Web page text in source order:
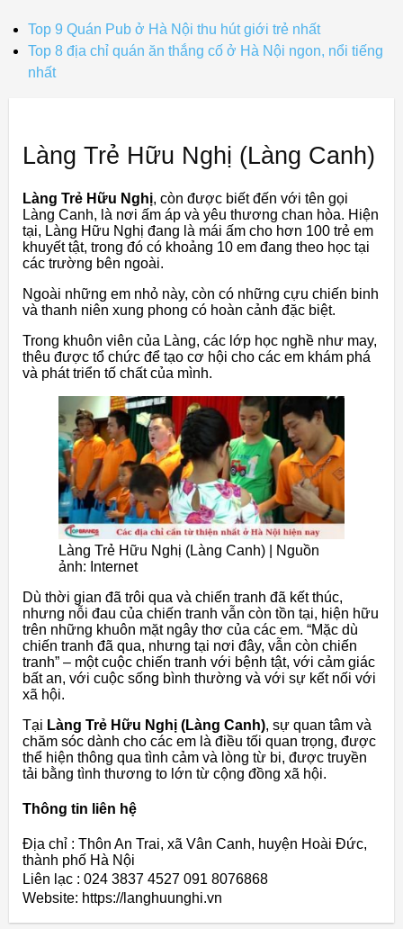
Top 9 Quán Pub ở Hà Nội thu hút giới trẻ nhất
Top 8 địa chỉ quán ăn thắng cố ở Hà Nội ngon, nổi tiếng
nhất
Làng Trẻ Hữu Nghị (Làng Canh)
Làng Trẻ Hữu Nghị, còn được biết đến với tên gọi
Làng Canh, là nơi ấm áp và yêu thương chan hòa. Hiện
tại, Làng Hữu Nghị đang là mái ấm cho hơn 100 trẻ em
khuyết tật, trong đó có khoảng 10 em đang theo học tại
các trường bên ngoài.
Ngoài những em nhỏ này, còn có những cựu chiến binh
và thanh niên xung phong có hoàn cảnh đặc biệt.
Trong khuôn viên của Làng, các lớp học nghề như may,
thêu được tổ chức để tạo cơ hội cho các em khám phá
và phát triển tố chất của mình.
Làng Trẻ Hữu Nghị (Làng Canh) | Nguồn
ảnh: Internet
Dù thời gian đã trôi qua và chiến tranh đã kết thúc,
nhưng nỗi đau của chiến tranh vẫn còn tồn tại, hiện hữu
trên những khuôn mặt ngây thơ của các em. “Mặc dù
chiến tranh đã qua, nhưng tại nơi đây, vẫn còn chiến
tranh” – một cuộc chiến tranh với bệnh tật, với cảm giác
bất an, với cuộc sống bình thường và với sự kết nối với
xã hội.
Tại Làng Trẻ Hữu Nghị (Làng Canh), sự quan tâm và
chăm sóc dành cho các em là điều tối quan trọng, được
thể hiện thông qua tình cảm và lòng từ bi, được truyền
tải bằng tình thương to lớn từ cộng đồng xã hội.
Thông tin liên hệ
Địa chỉ : Thôn An Trai, xã Vân Canh, huyện Hoài Đức,
thành phố Hà Nội
Liên lạc : 024 3837 4527 091 8076868
Website: https://langhuunghi.vn